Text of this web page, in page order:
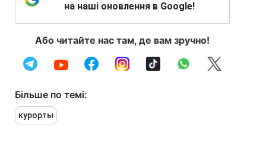
на наші оновлення в Google!
Або читайте нас там, де вам зручно!
Більше по темі:
курорты